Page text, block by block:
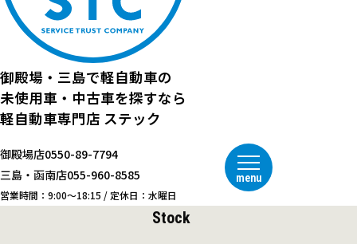
御殿場・三島で軽自動車の
未使用車・中古車を探すなら
軽自動車専門店 ステック
御殿場店0550-89-7794
三島・函南店055-960-8585
営業時間：9:00～18:15 / 定休日：水曜日
menu
Stock